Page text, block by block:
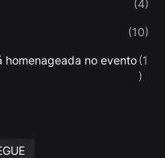
(4)
(10)
homenageada no evento(1
)